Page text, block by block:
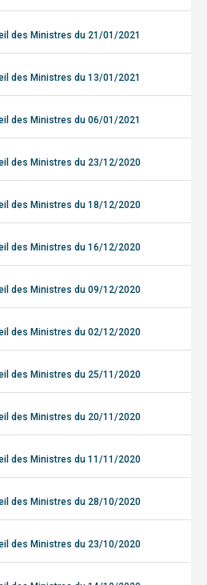
des Ministres du 21/01/2021
des Ministres du 13/01/2021
des Ministres du 06/01/2021
des Ministres du 23/12/2020
des Ministres du 18/12/2020
des Ministres du 16/12/2020
des Ministres du 09/12/2020
des Ministres du 02/12/2020
des Ministres du 25/11/2020
des Ministres du 20/11/2020
des Ministres du 11/11/2020
des Ministres du 28/10/2020
des Ministres du 23/10/2020